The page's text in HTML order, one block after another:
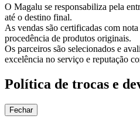
O Magalu se responsabiliza pela
até o destino final.
As vendas são certificadas com
procedência de produtos originais.
Os parceiros são selecionados e
excelência no serviço e reputação
Política de trocas e
Fechar